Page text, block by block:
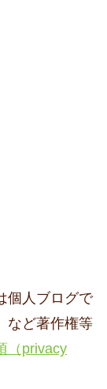
個人ブログで
など著作権等
（privacy